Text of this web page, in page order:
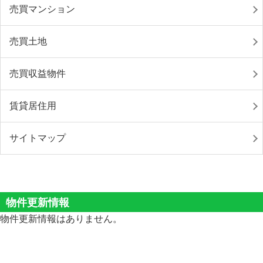
売買マンション
売買土地
売買収益物件
賃貸居住用
サイトマップ
物件更新情報
物件更新情報はありません。